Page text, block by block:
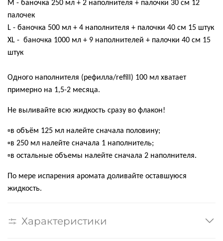
М - баночка 250 мл + 2 наполнителя + палочки 30 см 12
палочек
L - баночка 500 мл + 4 наполнителя + палочки 40 см 15 штук
XL - баночка 1000 мл + 9 наполнителей + палочки 40 см 15
штук
Одного наполнителя (рефилла/refill) 100 мл хватает
примерно на 1,5-2 месяца.
Не выливайте всю жидкость сразу во флакон!
▫️в объём 125 мл налейте сначала половину;
▫️в 250 мл налейте сначала 1 наполнитель;
▫️в остальные объемы налейте сначала 2 наполнителя.
По мере испарения аромата доливайте оставшуюся
жидкость.
Характеристики